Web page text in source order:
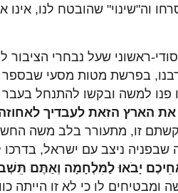
וה"שינוי" שהובטח לנו, אינו
ראשוני שעל נבחרי הציבור
רבנו, בפרשת מטות מסעי
פנו למשה ובקשו להתנחל בעבר
את הארץ הזאת לעבדיך
זו, מתעורר בלב משה
ניצב עם ישראל, בדרכו
יָבֹאוּ לַמִּלְחָמָה וְאַתֶּם
לו כי לא זו הייתה